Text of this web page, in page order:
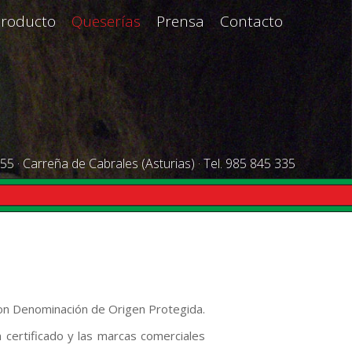
Queserías Prensa Contacto
· Carreña de Cabrales (Asturias) · Tel. 985 845 335
Denominación de Origen Protegida.
y las marcas comerciales